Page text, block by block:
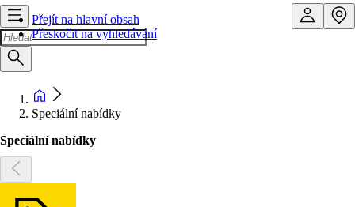
Přejít na hlavní obsah
Přeskočit na vyhledávání
Speciální nabídky
Speciální nabídky